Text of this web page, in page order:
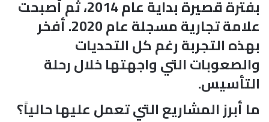
بفترة قصيرة بداية عام 2014، ثم أصبحت
علامة تجارية مسجلة عام 2020. أفخر
بهذه التجربة رغم كل التحديات
والصعوبات التي واجهتها خلال رحلة
التأسيس.
ما أبرز المشاريع التي تعمل عليها حالياً؟